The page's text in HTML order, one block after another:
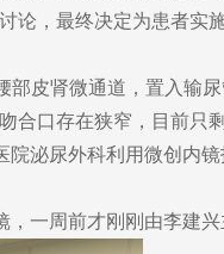
，最终决定为患者实
皮肾微通道，置入输尿
口存在狭窄，目前只
泌尿外科利用微创内
周前才刚刚由李建兴